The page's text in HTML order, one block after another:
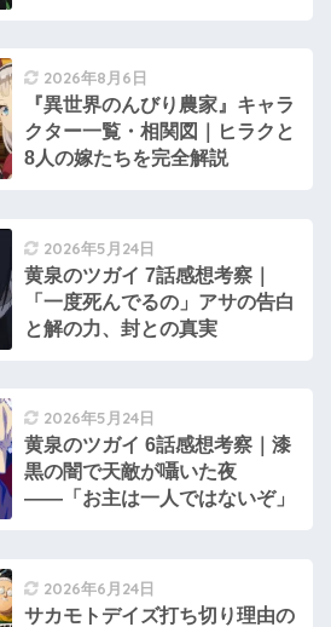
2026年8月6日
『異世界のんびり農家』キャラ
クター一覧・相関図｜ヒラクと
8人の嫁たちを完全解説
2026年5月24日
黄泉のツガイ 7話感想考察｜
「一度死んでるの」アサの告白
と解の力、封との真実
2026年5月24日
黄泉のツガイ 6話感想考察｜漆
黒の闇で天敵が囁いた夜
――「お主は一人ではないぞ」
2026年6月24日
サカモトデイズ打ち切り理由の